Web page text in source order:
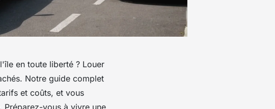
en toute liberté ? Louer
Notre guide complet
et coûts, et vous